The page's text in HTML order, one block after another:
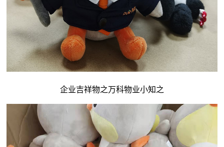
企业吉祥物之万科物业小知之